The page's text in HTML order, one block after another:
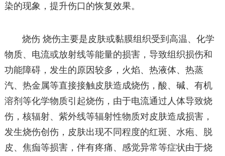
染的现象，提升伤口的恢复效果。
烧伤 烧伤主要是皮肤或黏膜组织受到高温、化学
物质、电流或放射线等能量的损害，导致组织损伤和
功能障碍，发生的原因较多，火焰、热液体、热蒸
汽、热金属等直接接触皮肤造成烧伤，酸、碱、有机
溶剂等化学物质引起烧伤，由于电流通过人体导致烧
伤，核辐射、紫外线等辐射性物质对皮肤造成损害，
发生烧伤创伤，皮肤出现不同程度的红斑、水疱、脱
皮、焦痂等损害，伴有疼痛、感觉异常等症状由于烧